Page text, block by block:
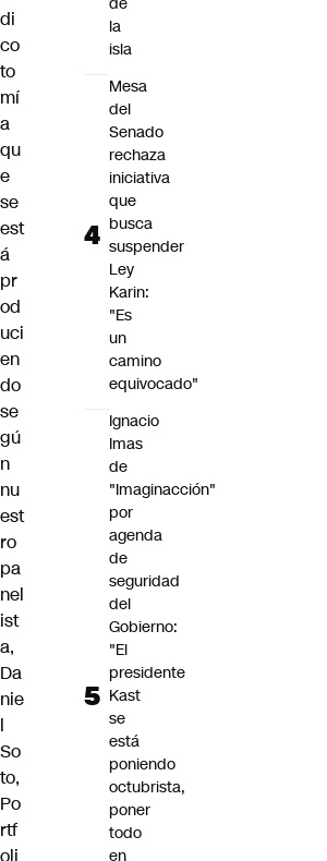
di
co
to
mí
a
qu
e
se
est
á
pr
od
uci
en
do
se
gú
n
nu
est
ro
pa
nel
ist
a,
Da
nie
l
So
to,
Po
rtf
oli
la
isla
Mesa
del
Senado
rechaza
iniciativa
que
busca
suspender
Ley
Karin:
"Es
un
camino
equivocado"
Ignacio
Imas
de
"Imaginacción"
por
agenda
de
seguridad
del
Gobierno:
"El
presidente
Kast
se
está
poniendo
octubrista,
poner
todo
en